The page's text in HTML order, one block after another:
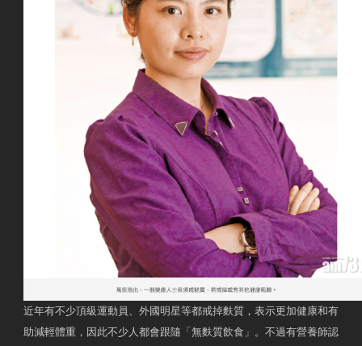
近年有不少頂級運動員、外國明星等都戒掉麩質，表示更加健康和有
助減輕體重，因此不少人都會跟隨「無麩質飲食」。不過有營養師認